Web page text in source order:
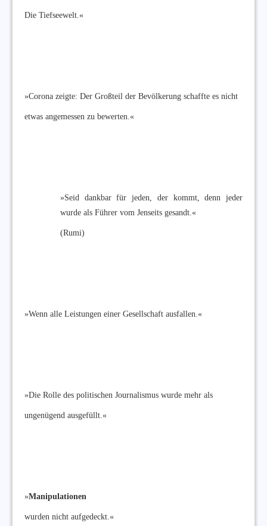
Die Tiefseewelt.«
»Corona zeigte: Der Großteil der Bevölkerung schaffte es nicht
etwas angemessen zu bewerten.«
»Seid dankbar für jeden, der kommt, denn jeder
wurde als Führer vom Jenseits gesandt.«
(Rumi)
»Wenn alle Leistungen einer Gesellschaft ausfallen.«
»Die Rolle des politischen Journalismus wurde mehr als
ungenügend ausgefüllt.«
»Manipulationen
wurden nicht aufgedeckt.«